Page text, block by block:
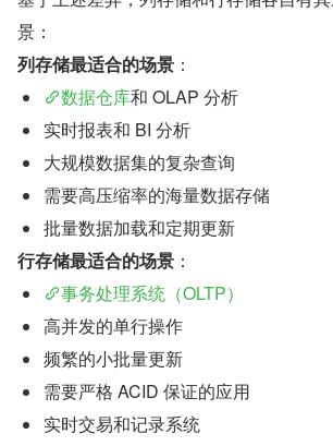
景：
列存储最适合的场景 ：
数据仓库和 OLAP 分析
实时报表和 BI 分析
大规模数据集的复杂查询
需要高压缩率的海量数据存储
批量数据加载和定期更新
行存储最适合的场景 ：
事务处理系统（OLTP）
高并发的单行操作
频繁的小批量更新
需要严格 ACID 保证的应用
实时交易和记录系统